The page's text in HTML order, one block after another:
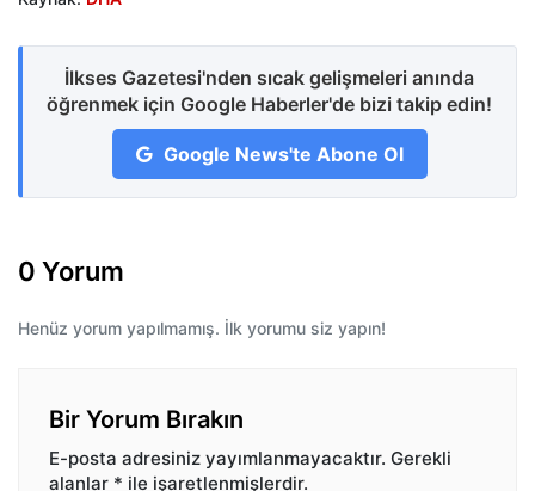
İlkses Gazetesi'nden sıcak gelişmeleri anında
öğrenmek için Google Haberler'de bizi takip edin!
Google News'te Abone Ol
0 Yorum
Henüz yorum yapılmamış. İlk yorumu siz yapın!
Bir Yorum Bırakın
E-posta adresiniz yayımlanmayacaktır. Gerekli
alanlar * ile işaretlenmişlerdir.